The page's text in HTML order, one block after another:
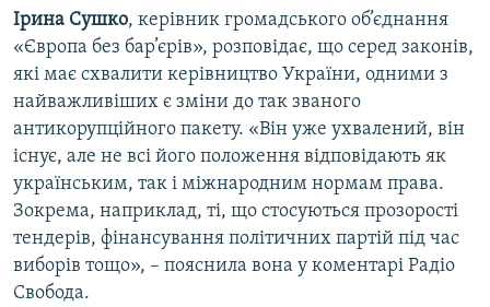
Ірина Сушко, керівник громадського об’єднання
«Європа без бар’єрів», розповідає, що серед законів,
які має схвалити керівництво України, одними з
найважливіших є зміни до так званого
антикорупційного пакету. «Він уже ухвалений, він
існує, але не всі його положення відповідають як
українським, так і міжнародним нормам права.
Зокрема, наприклад, ті, що стосуються прозорості
тендерів, фінансування політичних партій під час
виборів тощо», – пояснила вона у коментарі Радіо
Свобода.